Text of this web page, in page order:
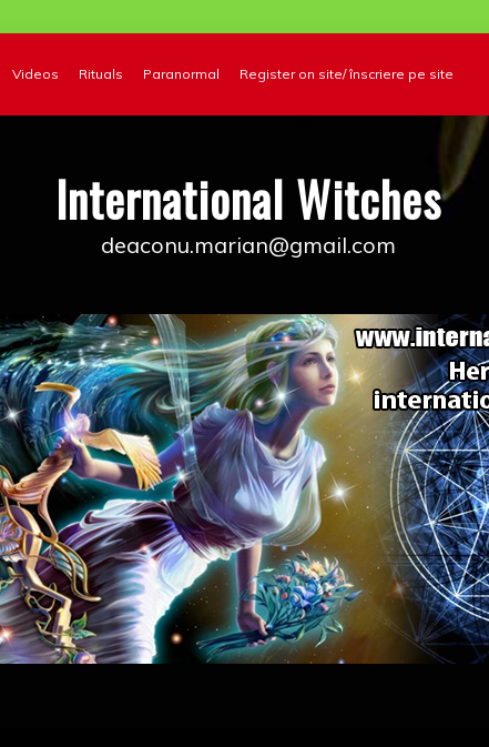
Videos Rituals Paranormal
Register on site/ înscriere pe site
International Witches
deaconu.marian@gmail.com